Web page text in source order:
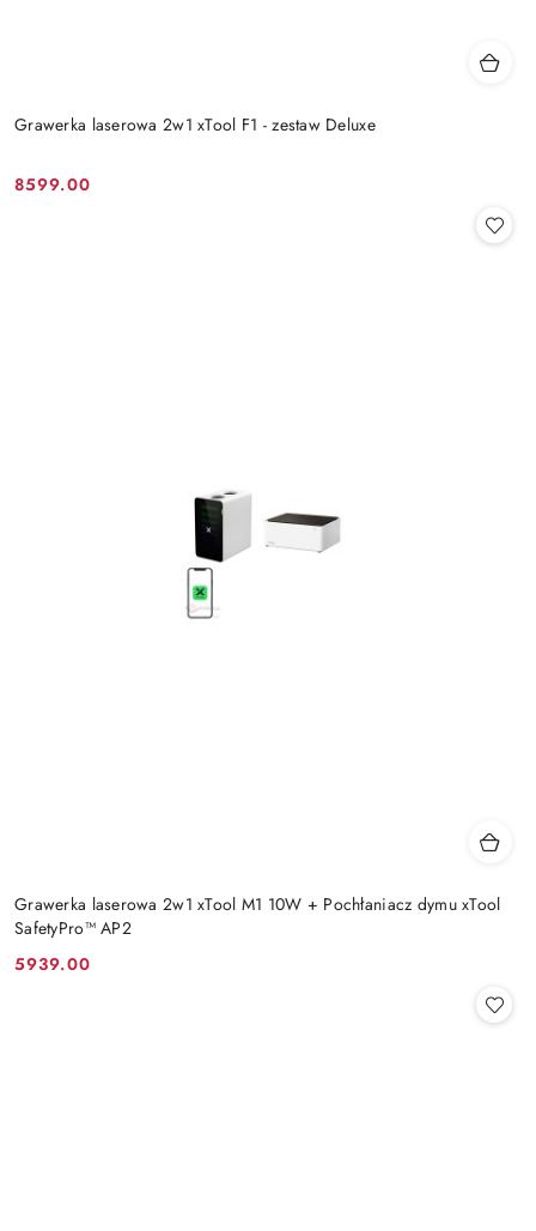
Grawerka laserowa 2w1 xTool F1 - zestaw Deluxe
Cena:
8599.00
Grawerka laserowa 2w1 xTool M1 10W + Pochłaniacz dymu xTool
SafetyPro™ AP2
Cena:
5939.00